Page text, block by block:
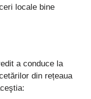
locale bine
a conduce la
din rețeaua